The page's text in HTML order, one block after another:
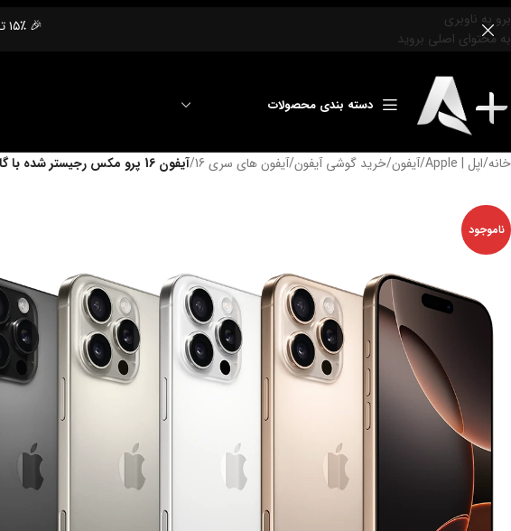
برو به ناوبری
به محتوای اصلی بروید
🎉 ۱۵٪ تخفیف اولین خرید | کد تخفیف: FIRST
دسته بندی محصولات
خانه/اپل | Apple /آیفون/خرید گوشی آیفون/آیفون های سری 16 /آيفون 16 پرو مکس رجیستر شده با گارانتی شرکتی 512 گیگابایتی ZAA نات اکتیو
ناموجود